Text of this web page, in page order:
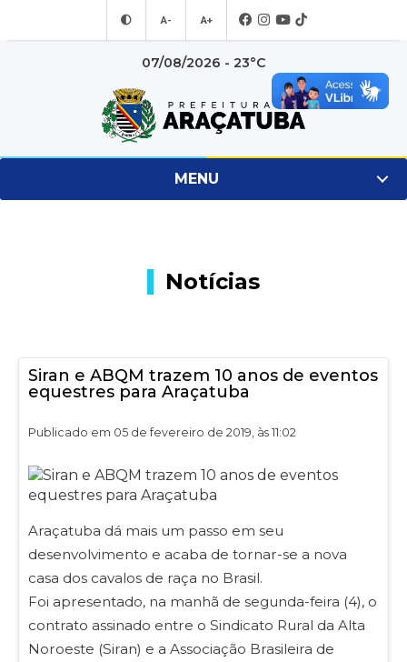
A- A+
07/08/2026 - 23°C
MENU
Notícias
Siran e ABQM trazem 10 anos de eventos
equestres para Araçatuba
Publicado em 05 de fevereiro de 2019, às 11:02
Araçatuba dá mais um passo em seu
desenvolvimento e acaba de tornar-se a nova
casa dos cavalos de raça no Brasil.
Foi apresentado, na manhã de segunda-feira (4), o
contrato assinado entre o Sindicato Rural da Alta
Noroeste (Siran) e a Associação Brasileira de